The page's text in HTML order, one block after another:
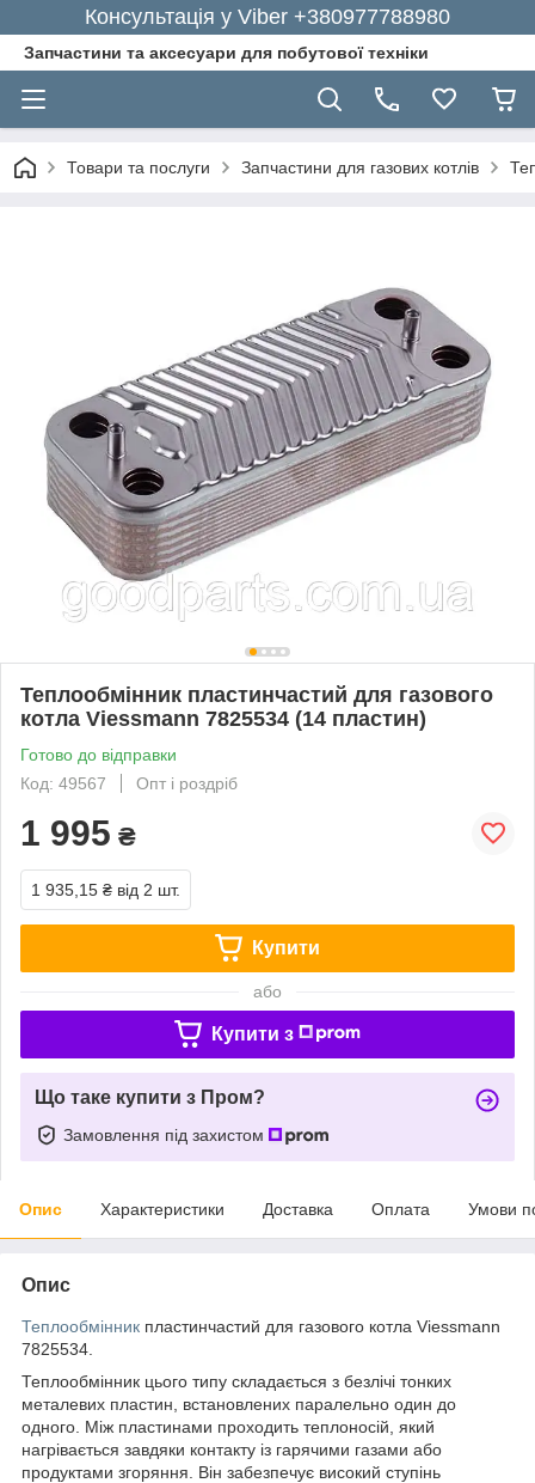
Консультація у Viber +380977788980
Запчастини та аксесуари для побутової техніки
Товари та послуги Запчастини для газових котлів
Теплообмінник пластинчастий для газового
котла Viessmann 7825534 (14 пластин)
Готово до відправки
Код: 49567
Опт і роздріб
1 995 ₴
1 935,15 ₴ від 2 шт.
Купити
або
Купити з
Що таке купити з Пром?
Замовлення під захистом
Опис Характеристики Доставка Оплата Умови
Опис
Теплообмінник пластинчастий для газового котла Viessmann
7825534.
Теплообмінник цього типу складається з безлічі тонких
металевих пластин, встановлених паралельно один до
одного. Між пластинами проходить теплоносій, який
нагрівається завдяки контакту із гарячими газами або
продуктами згоряння. Він забезпечує високий ступінь